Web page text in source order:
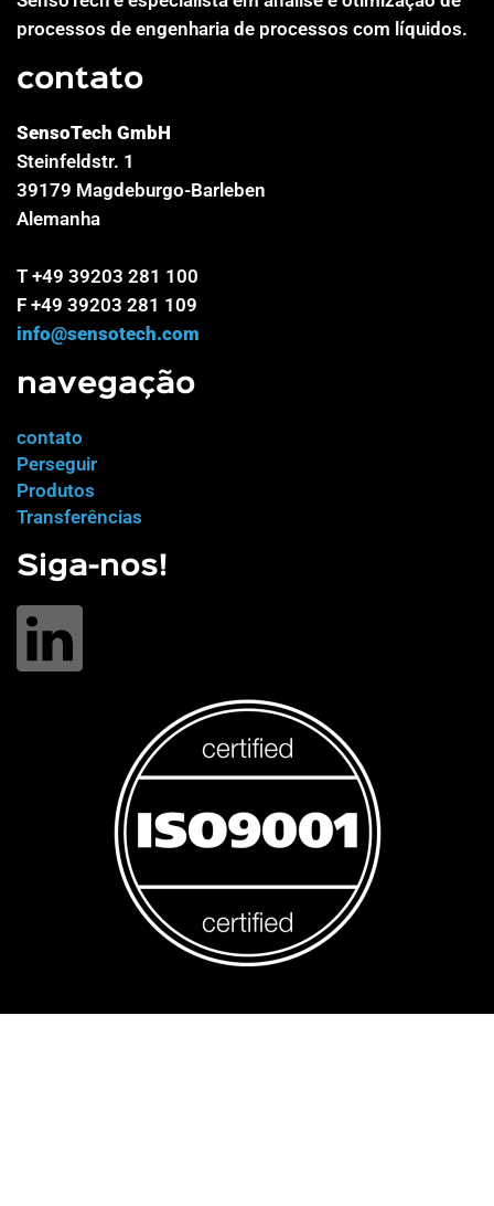
processos de engenharia de processos com líquidos.
contato
SensoTech GmbH
Steinfeldstr. 1
39179 Magdeburgo-Barleben
Alemanha
T +49 39203 281 100
F +49 39203 281 109
info@sensotech.com
navegação
contato
Perseguir
Produtos
Transferências
Siga-nos!